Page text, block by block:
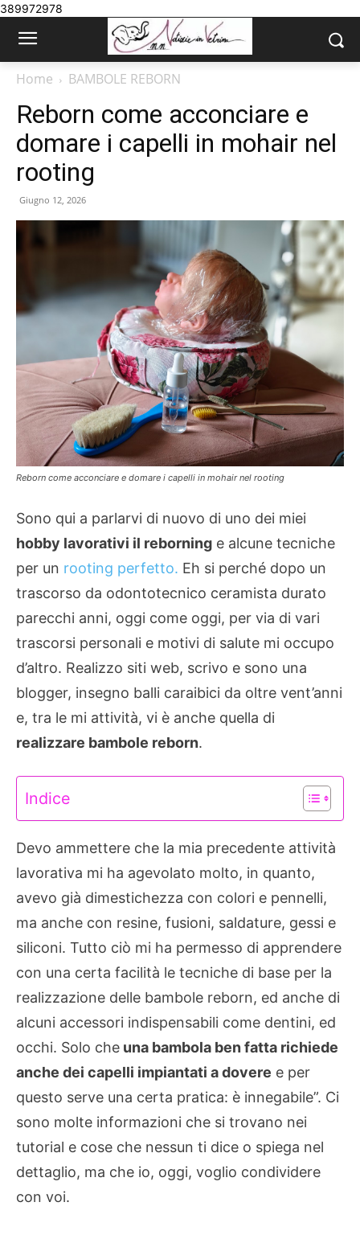
389972978
Home BAMBOLE REBORN
Reborn come acconciare e
domare i capelli in mohair nel
rooting
Giugno 12, 2026
Reborn come acconciare e domare i capelli in mohair nel rooting
Sono qui a parlarvi di nuovo di uno dei miei
hobby lavorativi il reborning e alcune tecniche
per un rooting perfetto. Eh si perché dopo un
trascorso da odontotecnico ceramista durato
parecchi anni, oggi come oggi, per via di vari
trascorsi personali e motivi di salute mi occupo
d’altro. Realizzo siti web, scrivo e sono una
blogger, insegno balli caraibici da oltre vent’anni
e, tra le mi attività, vi è anche quella di
realizzare bambole reborn.
Indice
Devo ammettere che la mia precedente attività
lavorativa mi ha agevolato molto, in quanto,
avevo già dimestichezza con colori e pennelli,
ma anche con resine, fusioni, saldature, gessi e
siliconi. Tutto ciò mi ha permesso di apprendere
con una certa facilità le tecniche di base per la
realizzazione delle bambole reborn, ed anche di
alcuni accessori indispensabili come dentini, ed
occhi. Solo che una bambola ben fatta richiede
anche dei capelli impiantati a dovere e per
questo serve una certa pratica: è innegabile”. Ci
sono molte informazioni che si trovano nei
tutorial e cose che nessun ti dice o spiega nel
dettaglio, ma che io, oggi, voglio condividere
con voi.